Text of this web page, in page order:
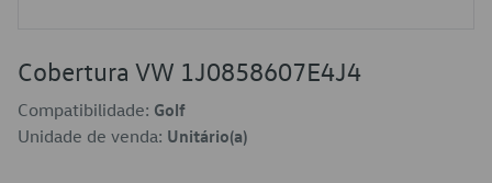
Cobertura VW 1J0858607E4J4
Compatibilidade: Golf
Unidade de venda: Unitário(a)